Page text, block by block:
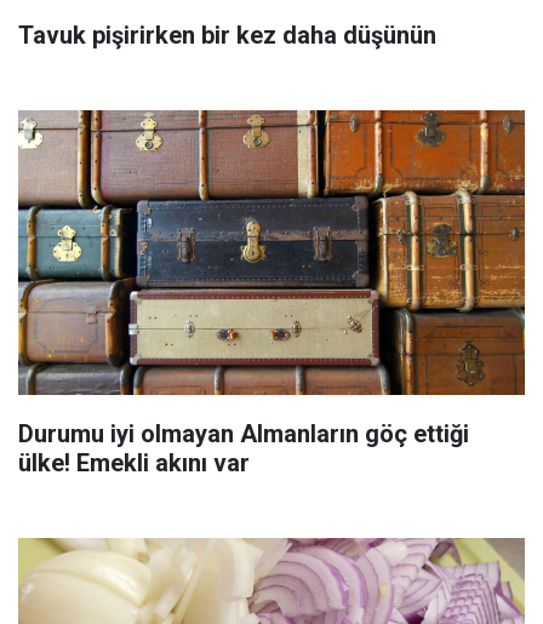
Tavuk pişirirken bir kez daha düşünün
Durumu iyi olmayan Almanların göç ettiği
ülke! Emekli akını var